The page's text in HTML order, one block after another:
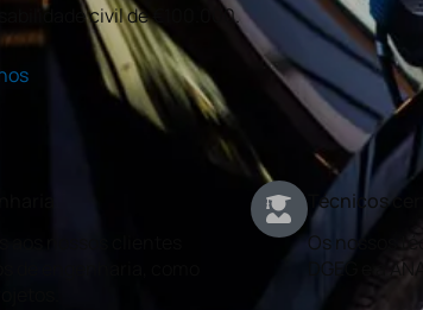
civil de €100.000.
aos nossos clientes
de engenharia, como
Técnicos
Os nossos
DGEG e a